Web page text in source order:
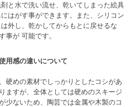
と水で洗い流せ、乾いてしまった絵具
はがす事ができます。また、シリコン
外し、乾かしてからもとに戻せるな
事が 可能です。
用感の違いについて
硬めの素材でしっかりとしたコシがあ
ますが、全体としては硬めのスキージ
少ないため、陶芸では金属や木製のコ